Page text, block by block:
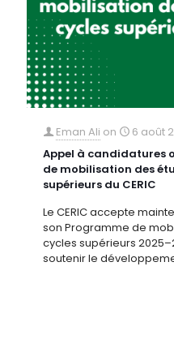
Eman Ali on
6 août
Appel à candidatures
de mobilisation des
supérieurs du CERIC
Le CERIC accepte
son Programme de
cycles supérieurs
soutenir le